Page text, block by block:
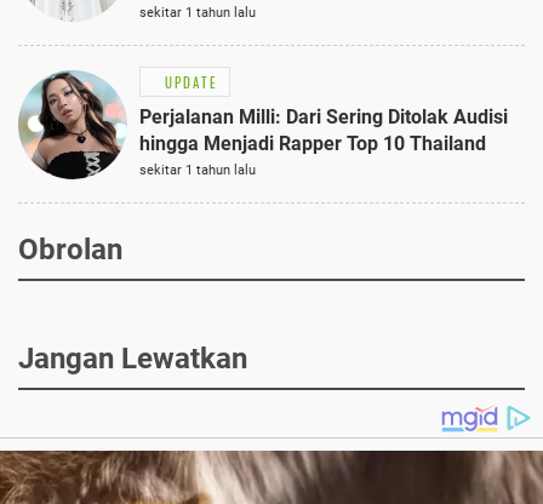
Semi-Formal
sekitar 1 tahun lalu
UPDATE
Perjalanan Milli: Dari Sering Ditolak Audisi
hingga Menjadi Rapper Top 10 Thailand
sekitar 1 tahun lalu
Obrolan
Jangan Lewatkan